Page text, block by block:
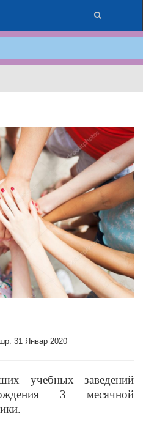
31 Январ 2020
учебных заведений
3 месячной